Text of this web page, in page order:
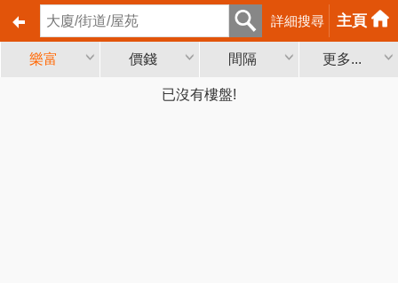
詳細搜尋 主頁
樂富 價錢 間隔 更多...
已沒有樓盤!